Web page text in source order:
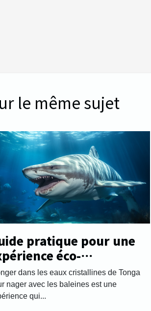
le même sujet
pratique pour une
éco-
en nageant
les baleines à Tonga
dans les eaux cristallines de Tonga
nager avec les baleines est une
qui...